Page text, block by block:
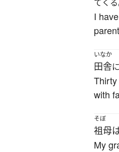
てくる
I
いなか
田舎
with
そぼ
祖母
My